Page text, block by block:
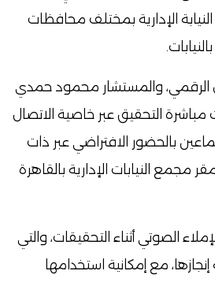
الإدارية بمختلف محافظات
الرقمي، والمستشار محمود حمدي
التحقيق عبر خاصية الاتصال
بالحضور الافتراضي عبر ذات
مجمع النيابات الإدارية بالقاهرة
الصوتي أثناء التحقيقات، والتي
مع إمكانية استخدامها